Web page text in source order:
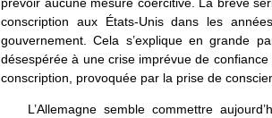
conscription aux États-Unis dans les
gouvernement. Cela s’explique en grande
désespérée à une crise imprévue de
conscription, provoquée par la prise de
L’Allemagne semble commettre